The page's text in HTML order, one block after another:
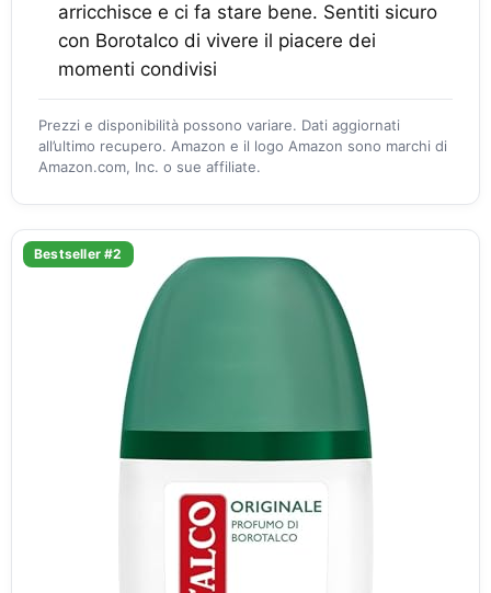
arricchisce e ci fa stare bene. Sentiti sicuro
con Borotalco di vivere il piacere dei
momenti condivisi
Prezzi e disponibilità possono variare. Dati aggiornati
all’ultimo recupero. Amazon e il logo Amazon sono marchi di
Amazon.com, Inc. o sue affiliate.
Bestseller #2